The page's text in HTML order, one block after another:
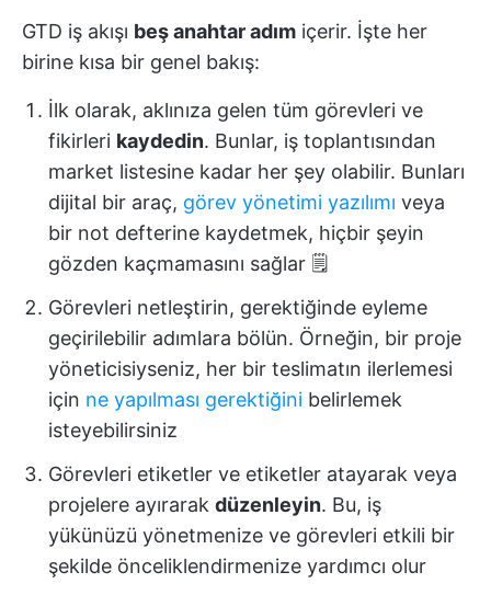
GTD iş akışı beş anahtar adım içerir. İşte her
birine kısa bir genel bakış:
İlk olarak, aklınıza gelen tüm görevleri ve
fikirleri kaydedin. Bunlar, iş toplantısından
market listesine kadar her şey olabilir. Bunları
dijital bir araç, görev yönetimi yazılımı veya
bir not defterine kaydetmek, hiçbir şeyin
gözden kaçmamasını sağlar 🗒️
Görevleri netleştirin, gerektiğinde eyleme
geçirilebilir adımlara bölün. Örneğin, bir proje
yöneticisiyseniz, her bir teslimatın ilerlemesi
için ne yapılması gerektiğini belirlemek
isteyebilirsiniz
Görevleri etiketler ve etiketler atayarak veya
projelere ayırarak düzenleyin. Bu, iş
yükünüzü yönetmenize ve görevleri etkili bir
şekilde önceliklendirmenize yardımcı olur